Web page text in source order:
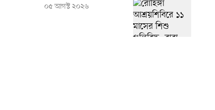
০৫ আগস্ট ২০২৬